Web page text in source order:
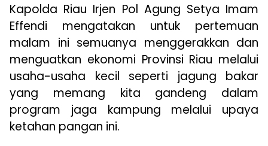
Kapolda Riau Irjen Pol Agung Setya Imam
Effendi mengatakan untuk pertemuan
malam ini semuanya menggerakkan dan
menguatkan ekonomi Provinsi Riau melalui
usaha-usaha kecil seperti jagung bakar
yang memang kita gandeng dalam
program jaga kampung melalui upaya
ketahan pangan ini.